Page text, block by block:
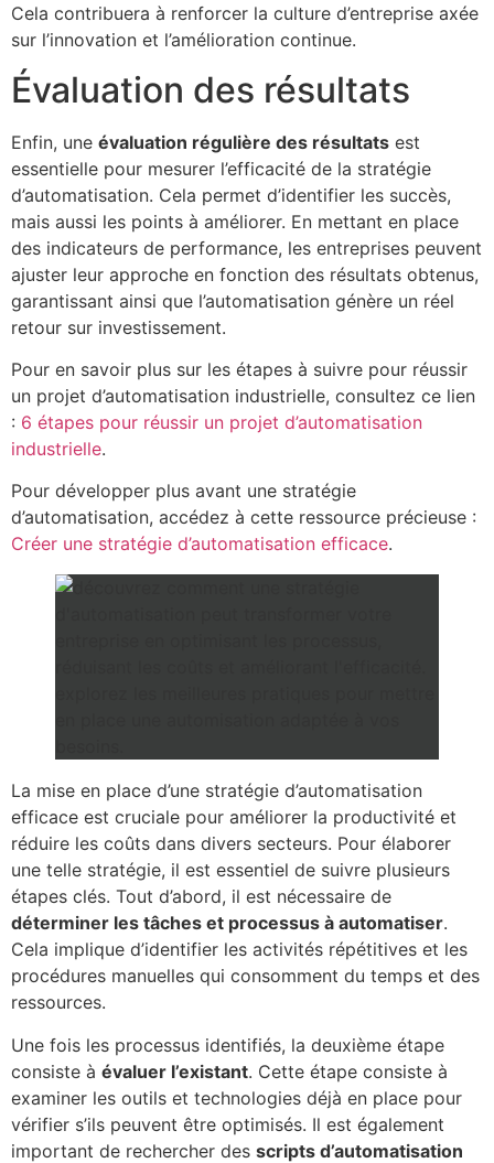
Cela contribuera à renforcer la culture d’entreprise axée
sur l’innovation et l’amélioration continue.
Évaluation des résultats
Enfin, une évaluation régulière des résultats est
essentielle pour mesurer l’efficacité de la stratégie
d’automatisation. Cela permet d’identifier les succès,
mais aussi les points à améliorer. En mettant en place
des indicateurs de performance, les entreprises peuvent
ajuster leur approche en fonction des résultats obtenus,
garantissant ainsi que l’automatisation génère un réel
retour sur investissement.
Pour en savoir plus sur les étapes à suivre pour réussir
un projet d’automatisation industrielle, consultez ce lien
: 6 étapes pour réussir un projet d’automatisation
industrielle.
Pour développer plus avant une stratégie
d’automatisation, accédez à cette ressource précieuse :
Créer une stratégie d’automatisation efficace.
La mise en place d’une stratégie d’automatisation
efficace est cruciale pour améliorer la productivité et
réduire les coûts dans divers secteurs. Pour élaborer
une telle stratégie, il est essentiel de suivre plusieurs
étapes clés. Tout d’abord, il est nécessaire de
déterminer les tâches et processus à automatiser.
Cela implique d’identifier les activités répétitives et les
procédures manuelles qui consomment du temps et des
ressources.
Une fois les processus identifiés, la deuxième étape
consiste à évaluer l’existant. Cette étape consiste à
examiner les outils et technologies déjà en place pour
vérifier s’ils peuvent être optimisés. Il est également
important de rechercher des scripts d’automatisation